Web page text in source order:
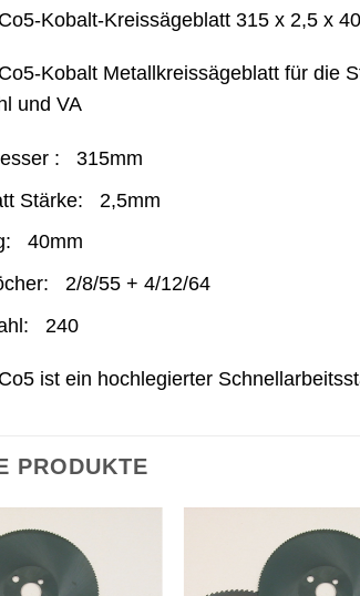
Kobalt-Kreissägeblatt 315 x 2,5 x
Kobalt Metallkreissägeblatt für die
und VA
: 315mm
Stärke: 2,5mm
40mm
2/8/55 + 4/12/64
240
ist ein hochlegierter
PRODUKTE